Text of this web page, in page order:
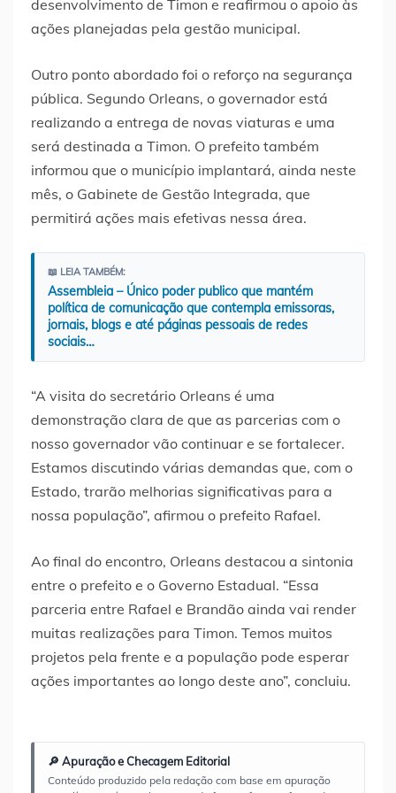
desenvolvimento de Timon e reafirmou o apoio às
ações planejadas pela gestão municipal.
Outro ponto abordado foi o reforço na segurança
pública. Segundo Orleans, o governador está
realizando a entrega de novas viaturas e uma
será destinada a Timon. O prefeito também
informou que o município implantará, ainda neste
mês, o Gabinete de Gestão Integrada, que
permitirá ações mais efetivas nessa área.
📖 LEIA TAMBÉM:
Assembleia – Único poder publico que mantém
política de comunicação que contempla emissoras,
jornais, blogs e até páginas pessoais de redes
sociais…
“A visita do secretário Orleans é uma
demonstração clara de que as parcerias com o
nosso governador vão continuar e se fortalecer.
Estamos discutindo várias demandas que, com o
Estado, trarão melhorias significativas para a
nossa população”, afirmou o prefeito Rafael.
Ao final do encontro, Orleans destacou a sintonia
entre o prefeito e o Governo Estadual. “Essa
parceria entre Rafael e Brandão ainda vai render
muitas realizações para Timon. Temos muitos
projetos pela frente e a população pode esperar
ações importantes ao longo deste ano”, concluiu.
🔎 Apuração e Checagem Editorial
Conteúdo produzido pela redação com base em apuração